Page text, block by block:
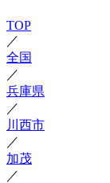
TOP
／
全国
／
兵庫県
／
川西市
／
加茂
／